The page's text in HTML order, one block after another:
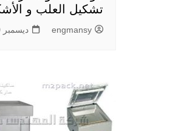
تشكيل العلب و
engmansy ديسمبر 20, 2021